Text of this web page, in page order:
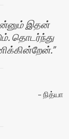
இதன்
தொடர்ந்து
நித்யா